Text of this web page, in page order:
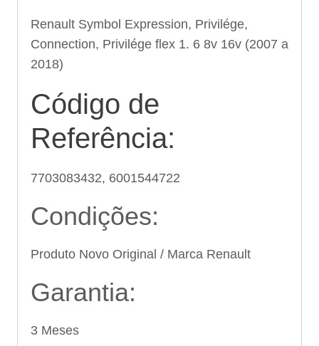
Renault Symbol Expression, Privilége,
Connection, Privilége flex 1. 6 8v 16v (2007 a
2018)
Código de
Referência:
7703083432, 6001544722
Condições:
Produto Novo Original / Marca Renault
Garantia:
3 Meses